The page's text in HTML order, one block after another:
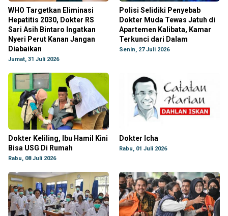
WHO Targetkan Eliminasi
Hepatitis 2030, Dokter RS
Sari Asih Bintaro Ingatkan
Nyeri Perut Kanan Jangan
Diabaikan
Jumat, 31 Juli 2026
Polisi Selidiki Penyebab
Dokter Muda Tewas Jatuh di
Apartemen Kalibata, Kamar
Terkunci dari Dalam
Senin, 27 Juli 2026
Dokter Keliling, Ibu Hamil Kini
Bisa USG Di Rumah
Rabu, 08 Juli 2026
Dokter Icha
Rabu, 01 Juli 2026